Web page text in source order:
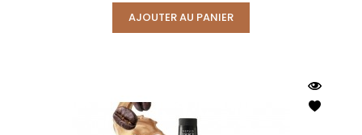
AJOUTER AU PANIER